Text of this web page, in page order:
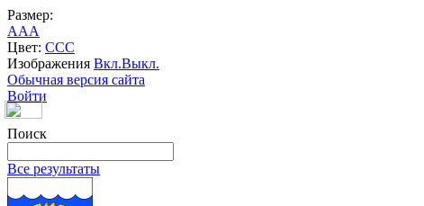
Размер:
AAA
Цвет: CCC
Изображения Вкл.Выкл.
Обычная версия сайта
Войти
Поиск
Все результаты